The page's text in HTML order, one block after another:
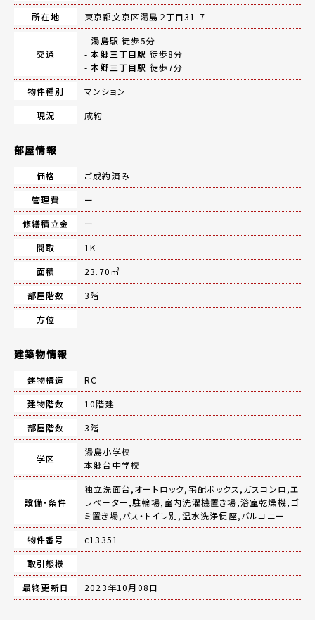
所在地
東京都文京区湯島２丁目31-7
交通
- 湯島駅 徒歩5分
-本郷三丁目駅 徒歩8分
-本郷三丁目駅 徒歩7分
物件種別
マンション
現況
成約
部屋情報
価格
ご成約済み
管理費
ー
修繕積立金
ー
間取
1K
面積
23.70㎡
部屋階数
3階
方位
建築物情報
建物構造
RC
建物階数
10階建
部屋階数
3階
学区
湯島小学校
本郷台中学校
設備・条件
独立洗面台,オートロック,宅配ボックス,ガスコンロ,エ
レベーター,駐輪場,室内洗濯機置き場,浴室乾燥機,ゴ
ミ置き場,バス・トイレ別,温水洗浄便座,バルコニー
物件番号
c13351
取引態様
最終更新日
2023年10月08日